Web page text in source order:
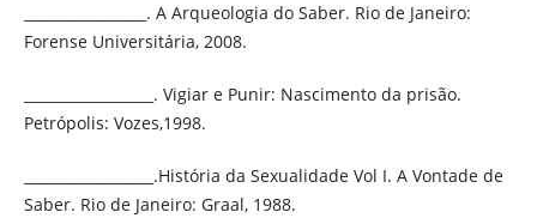
_________________. A Arqueologia do Saber. Rio de Janeiro:
Forense Universitária, 2008.
__________________. Vigiar e Punir: Nascimento da prisão.
Petrópolis: Vozes,1998.
__________________.História da Sexualidade Vol I. A Vontade de
Saber. Rio de Janeiro: Graal, 1988.